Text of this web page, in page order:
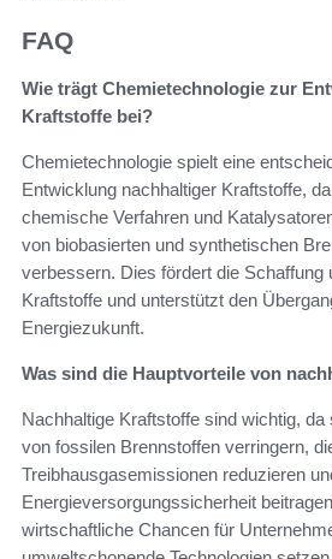
FAQ
Wie trägt Chemietechnologie zur
Kraftstoffe bei?
Chemietechnologie spielt eine
Entwicklung nachhaltiger Kraftstoffe,
chemische Verfahren und
von biobasierten und synthetischen
verbessern. Dies fördert die Schaffung
Kraftstoffe und unterstützt den
Energiezukunft.
Was sind die Hauptvorteile von
Nachhaltige Kraftstoffe sind wichtig, da
von fossilen Brennstoffen verringern,
Treibhausgasemissionen reduzieren
Energieversorgungssicherheit
wirtschaftliche Chancen für